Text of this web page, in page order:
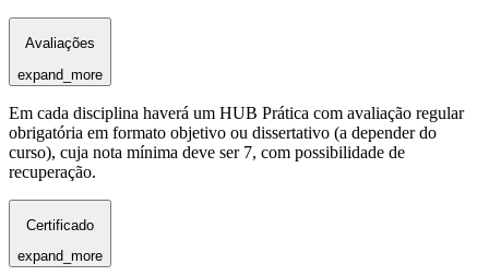
Avaliações
expand_more
Em cada disciplina haverá um HUB Prática com avaliação regular
obrigatória em formato objetivo ou dissertativo (a depender do
curso), cuja nota mínima deve ser 7, com possibilidade de
recuperação.
Certificado
expand_more